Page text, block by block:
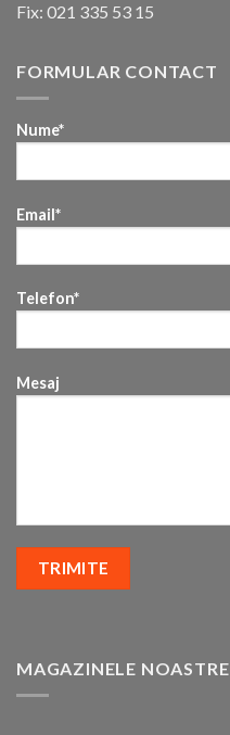
Fix: 021 335 53 15
FORMULAR CONTACT
Nume*
Email*
Telefon*
Mesaj
MAGAZINELE NOASTRE